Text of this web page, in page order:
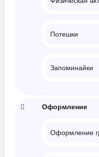
Потешки
Запоминайки
Оформление
Оформление